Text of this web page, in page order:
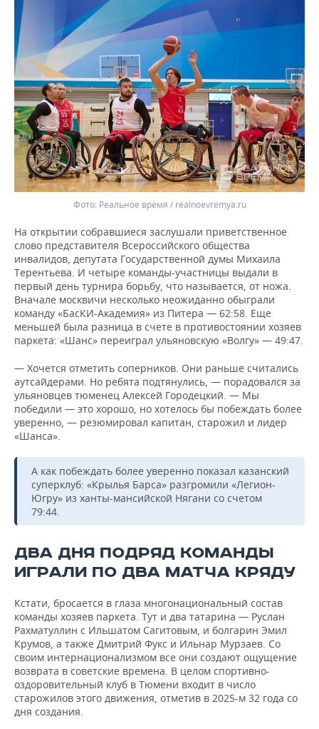
Реальное время / realnoevremya.ru
На открытии собравшиеся заслушали приветственное
слово представителя Всероссийского общества
инвалидов, депутата Государственной думы Михаила
Терентьева. И четыре команды-участницы выдали в
первый день турнира борьбу, что называется, от ножа.
Вначале москвичи несколько неожиданно обыграли
команду «БасКИ-Академия» из Питера — 62:58. Еще
меньшей была разница в счете в противостоянии хозяев
паркета: «Шанс» переиграл ульяновскую «Волгу» — 49:47.
— Хочется отметить соперников. Они раньше считались
аутсайдерами. Но ребята подтянулись, — порадовался за
ульяновцев тюменец Алексей Городецкий. — Мы
победили — это хорошо, но хотелось бы побеждать более
уверенно, — резюмировал капитан, старожил и лидер
«Шанса».
А как побеждать более уверенно показал казанский
суперклуб: «Крылья Барса» разгромили «Легион-
Югру» из ханты-мансийской Нягани со счетом
79:44.
ДВА ДНЯ ПОДРЯД КОМАНДЫ
ИГРАЛИ ПО ДВА МАТЧА КРЯДУ
Кстати, бросается в глаза многонациональный состав
команды хозяев паркета. Тут и два татарина — Руслан
Рахматуллин с Ильшатом Сагитовым, и болгарин Эмил
Крумов, а также Дмитрий Фукс и Ильнар Мурзаев. Со
своим интернационализмом все они создают ощущение
возврата в советские времена. В целом спортивно-
оздоровительный клуб в Тюмени входит в число
старожилов этого движения, отметив в 2025-м 32 года со
дня создания.